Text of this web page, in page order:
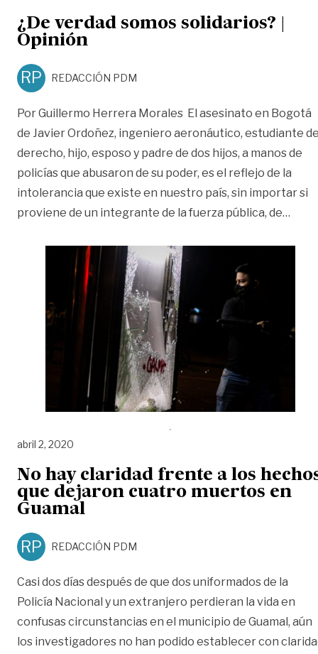
¿De verdad somos solidarios? |
Opinión
RP REDACCIÓN PDM
Por Guillermo Herrera Morales El asesinato en Bogotá
de Javier Ordoñez, ingeniero aeronáutico, estudiante
derecho, hijo, esposo y padre de dos hijos, a manos de
policías que abusaron de su poder, es el reflejo de la
intolerancia que existe en nuestro país, sin importar si
proviene de un integrante de la fuerza pública, de…
abril 2, 2020
No hay claridad frente a los
que dejaron cuatro muertos en
Guamal
RP REDACCIÓN PDM
Casi dos días después de que dos uniformados de la
Policía Nacional y un extranjero perdieran la vida en
confusas circunstancias en el municipio de Guamal, aún
los investigadores no han podido establecer con